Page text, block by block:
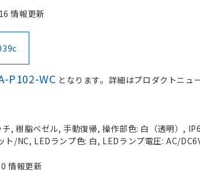
情報更新
P102-WC となります。詳細はプロダクトニュ
, 樹脂ベゼル, 手動復帰, 操作部色: 白（透明）,
/NC, LEDランプ色: 白, LEDランプ電圧: AC/
情報更新